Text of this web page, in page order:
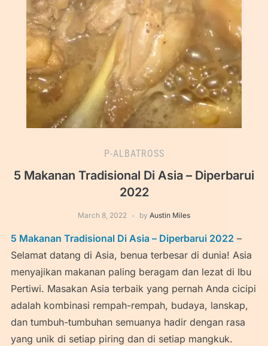
P-ALBATROSS
5 Makanan Tradisional Di Asia – Diperbarui
2022
March 8, 2022 by Austin Miles
5 Makanan Tradisional Di Asia – Diperbarui 2022 –
Selamat datang di Asia, benua terbesar di dunia! Asia
menyajikan makanan paling beragam dan lezat di Ibu
Pertiwi. Masakan Asia terbaik yang pernah Anda cicipi
adalah kombinasi rempah-rempah, budaya, lanskap,
dan tumbuh-tumbuhan semuanya hadir dengan rasa
yang unik di setiap piring dan di setiap mangkuk.